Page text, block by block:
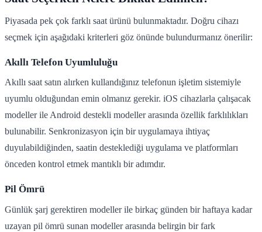
Piyasada pek çok farklı saat ürünü bulunmaktadır. Doğru cihazı
seçmek için aşağıdaki kriterleri göz önünde bulundurmanız önerilir:
Akıllı Telefon Uyumluluğu
Akıllı saat satın alırken kullandığınız telefonun işletim sistemiyle
uyumlu olduğundan emin olmanız gerekir. iOS cihazlarla çalışacak
modeller ile Android destekli modeller arasında özellik farklılıkları
bulunabilir. Senkronizasyon için bir uygulamaya ihtiyaç
duyulabildiğinden, saatin desteklediği uygulama ve platformları
önceden kontrol etmek mantıklı bir adımdır.
Pil Ömrü
Günlük şarj gerektiren modeller ile birkaç günden bir haftaya kadar
uzayan pil ömrü sunan modeller arasında belirgin bir fark